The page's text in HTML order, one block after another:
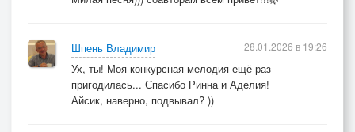
Шпень Владимир
Ух, ты! Моя конкурсная мелодия ещё раз
пригодилась... Спасибо Ринна и Аделия!
Айсик, наверно, подвывал? ))
28.01.2026 в 19:26